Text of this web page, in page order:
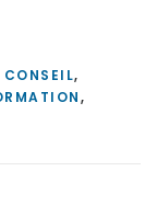
CONSEIL,
,